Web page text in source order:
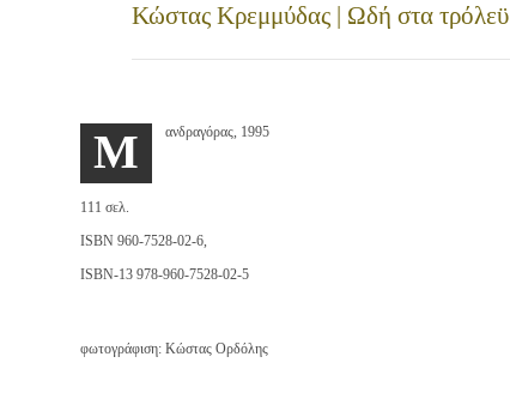
Κώστας Κρεμμύδας | Ωδή στα τρόλεϋ
M ανδραγόρας, 1995
111 σελ.
ISBN 960-7528-02-6,
ISBN-13 978-960-7528-02-5
φωτογράφιση: Κώστας Ορδόλης